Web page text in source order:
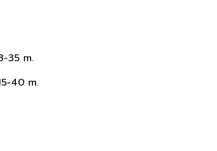
35 m.
40 m.